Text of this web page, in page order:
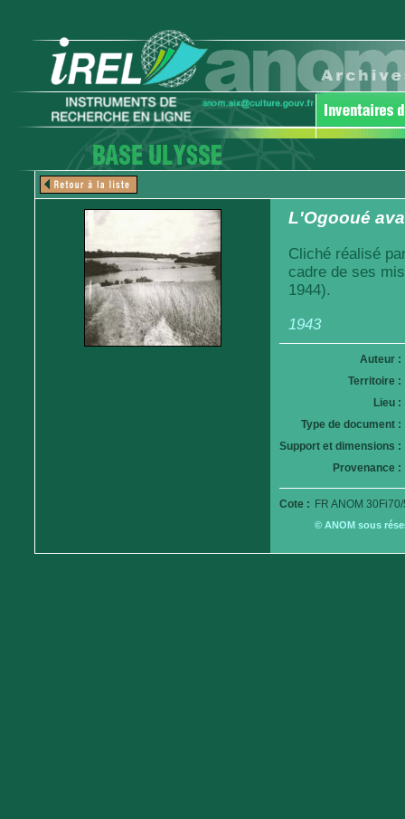
L'Ogooué
Cliché réalisé
cadre de ses
1944).
1943
Auteur :
Territoire :
Lieu :
Type de document :
Support et dimensions :
Provenance :
Cote : FR ANOM
© ANOM sous